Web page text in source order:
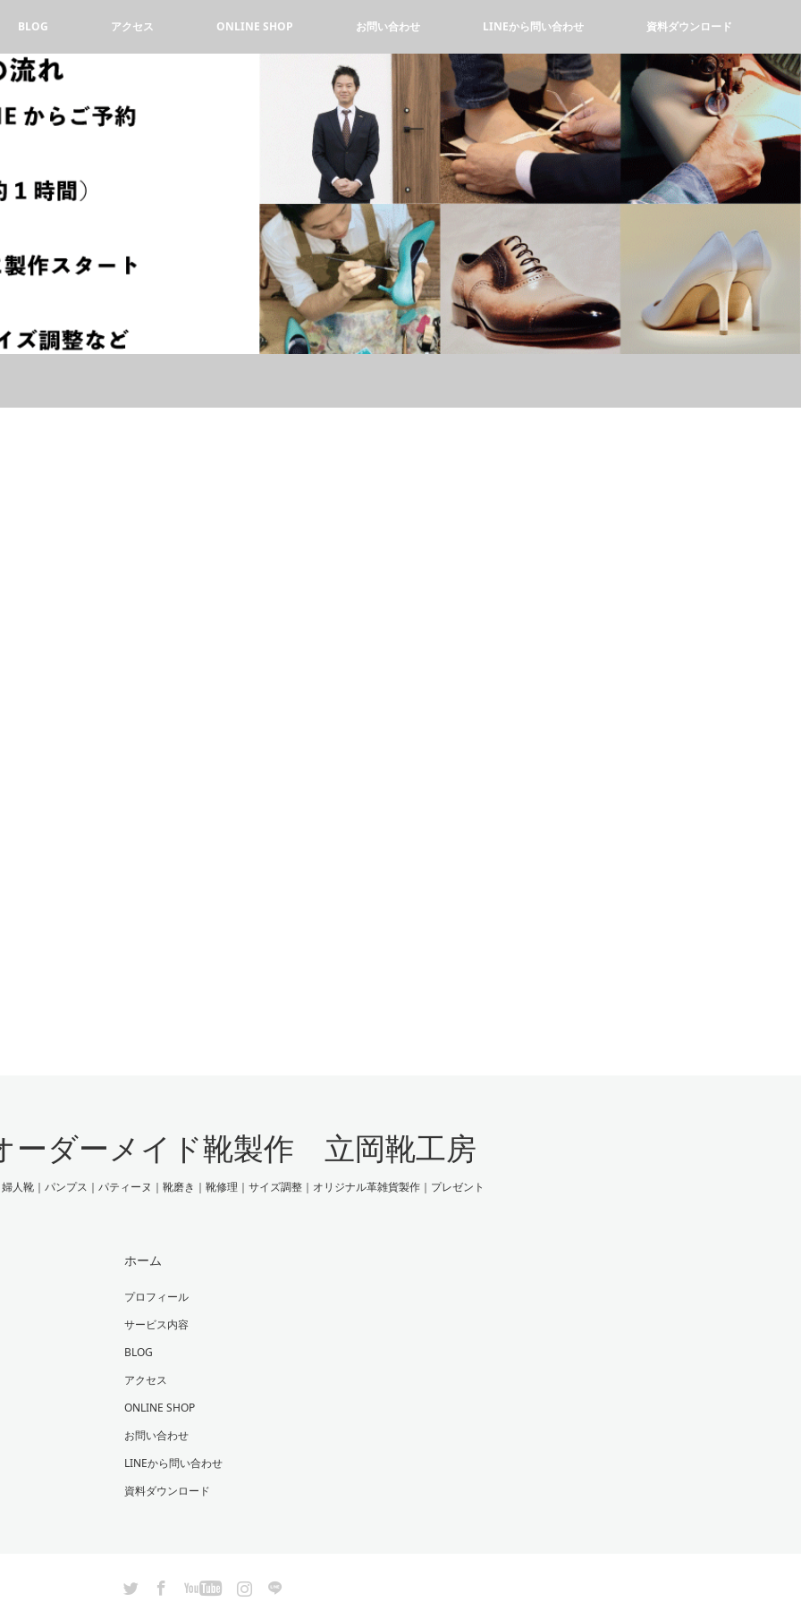
BLOG アクセス ONLINE SHOP お問い合わせ LINEから問い合わせ 資料ダウンロード
ーダーメイド靴製作 立岡靴工房
人靴｜パンプス｜パティーヌ｜靴磨き｜靴修理｜サイズ調整｜オリジナル革雑貨製作｜プレゼント
ホーム
プロフィール
サービス内容
BLOG
アクセス
ONLINE SHOP
お問い合わせ
LINEから問い合わせ
資料ダウンロード
Instagram